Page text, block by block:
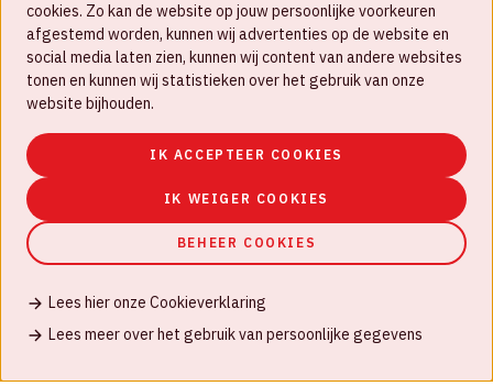
Werken bij
Disclaimer
cookies. Zo kan de website op jouw persoonlijke voorkeuren
afgestemd worden, kunnen wij advertenties op de website en
social media laten zien, kunnen wij content van andere websites
tonen en kunnen wij statistieken over het gebruik van onze
website bijhouden.
IK ACCEPTEER COOKIES
IK WEIGER COOKIES
BEHEER COOKIES
Lees hier onze Cookieverklaring
Lees meer over het gebruik van persoonlijke gegevens